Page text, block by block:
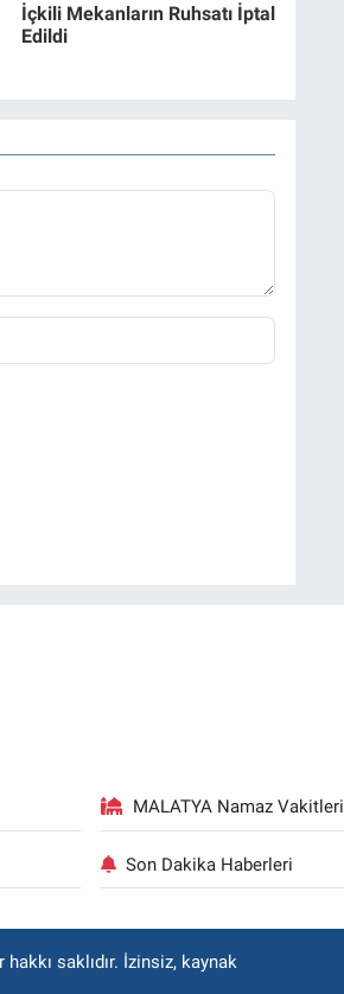
İçkili Mekanların Ruhsatı İptal
Edildi
MALATYA Namaz Vakitleri
Son Dakika Haberleri
saklıdır. İzinsiz, kaynak